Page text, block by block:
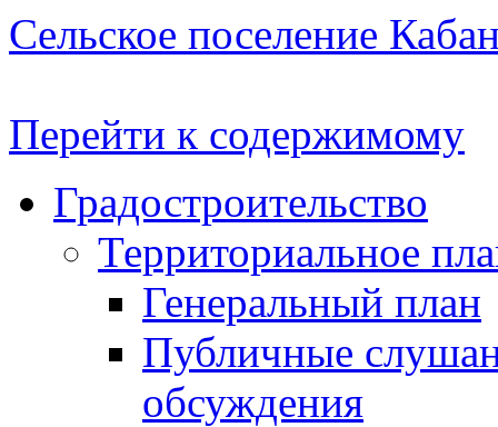
Сельское поселение
Перейти к содержимому
Градостроительство
Территориальное
Генеральный план
Публичные
обсуждения